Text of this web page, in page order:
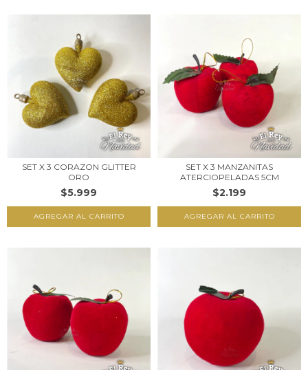
SET X 3 CORAZON GLITTER
ORO
$5.999
SET X 3 MANZANITAS
ATERCIOPELADAS 5CM
$2.199